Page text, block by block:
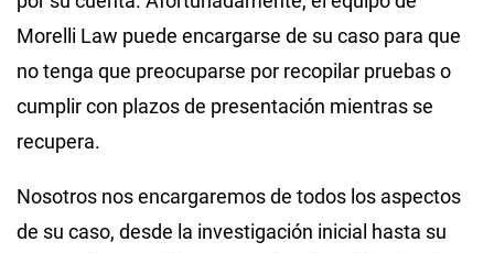
Morelli Law puede encargarse de su caso para que
no tenga que preocuparse por recopilar pruebas o
cumplir con plazos de presentación mientras se
recupera.
Nosotros nos encargaremos de todos los aspectos
de su caso, desde la investigación inicial hasta su